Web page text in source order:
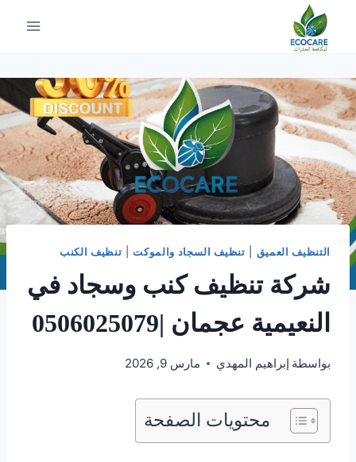
التجاوز
التنظيف العميق تنظيف السجاد والموكت| تنظيف الكنب
شركة تنظيف كنب وسجاد في
النعيمية عجمان |0506025079
بواسطة إبراهيم المهدي مارس 9, 2026
محتويات الصفحة